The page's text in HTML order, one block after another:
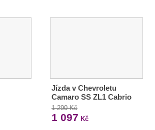
Jízda v Chevroletu
Camaro SS ZL1 Cabrio
1 290 Kč
1 097 Kč